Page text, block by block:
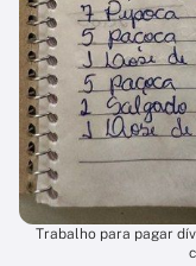
Trabalho para pagar